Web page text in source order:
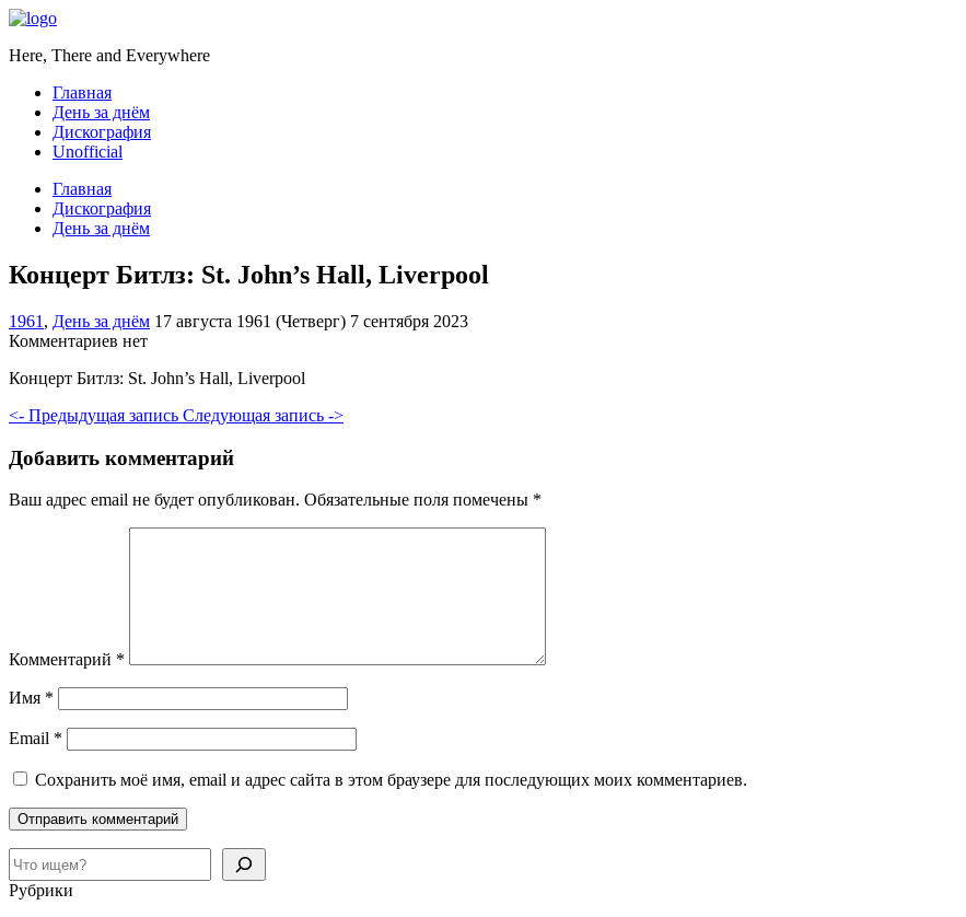
Here, There and Everywhere
Главная
День за днём
Дискография
Unofficial
Главная
Дискография
День за днём
Концерт Битлз: St. John’s Hall, Liverpool
1961 , День за днём 17 августа 1961 (Четверг) 7 сентября 2023
Комментариев нет
Концерт Битлз: St. John’s Hall, Liverpool
<- Предыдущая запись Следующая запись ->
Добавить комментарий
Ваш адрес email не будет опубликован. Обязательные поля помечены *
Комментарий *
Имя *
Email *
Сохранить моё имя, email и адрес сайта в этом браузере для последующих моих комментариев.
Поиск
Рубрики